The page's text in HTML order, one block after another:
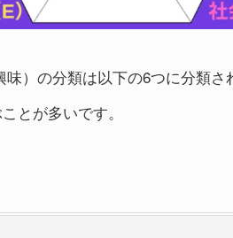
）の分類は以下の6つに分類さ
とが多いです。